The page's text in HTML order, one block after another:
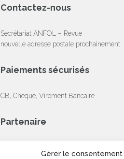
Gérer le consentement
Contactez-nous
Secrétariat ANFOL – Revue
nouvelle adresse postale prochainement
Paiements sécurisés
CB, Chèque, Virement Bancaire
Partenaire